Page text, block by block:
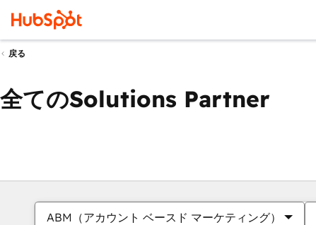
戻る
全てのSolutions Partner
ABM（アカウント ベースド マーケティング）